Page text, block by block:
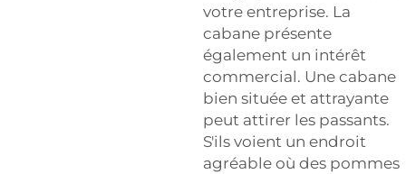
votre entreprise. La
cabane présente
également un intérêt
commercial. Une cabane
bien située et attrayante
peut attirer les passants.
S'ils voient un endroit
agréable où des pommes